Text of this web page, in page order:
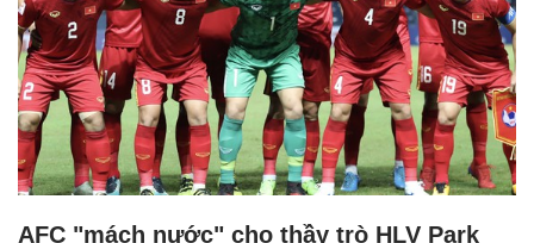
AFC "mách nước" cho thầy trò HLV Park